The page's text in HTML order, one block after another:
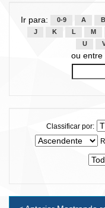
Ir para: 0-9 A B
J
K L M
U
ou entre
Classificar por: